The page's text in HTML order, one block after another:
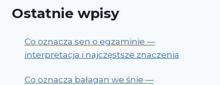
Ostatnie wpisy
Co oznacza sen o egzaminie —
interpretacja i najczęstsze znaczenia
Co oznacza bałagan we śnie —